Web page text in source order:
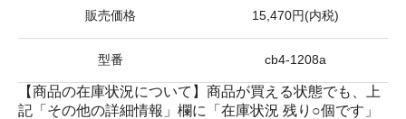
販売価格 15,470円(内税)
型番 cb4-1208a
【商品の在庫状況について】商品が買える状態でも、上
記「その他の詳細情報」欄に「在庫状況 残り○個です」